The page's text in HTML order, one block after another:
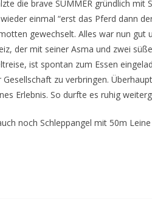
die brave SUMMER gründlich mit
einmal “erst das Pferd dann
gewechselt. Alles war nun gut
der mit seiner Asma und zwei
ist spontan zum Essen
zu verbringen.
Erlebnis. So durfte es ruhig
noch Schleppangel mit 50m